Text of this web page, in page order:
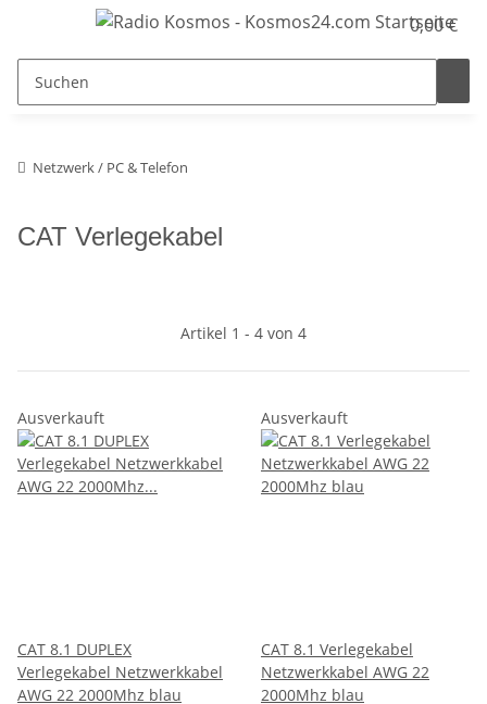
0,00 €
Netzwerk / PC & Telefon
CAT Verlegekabel
Artikel 1 - 4 von 4
Ausverkauft
CAT 8.1 DUPLEX
Verlegekabel Netzwerkkabel
AWG 22 2000Mhz blau
Ausverkauft
CAT 8.1 Verlegekabel
Netzwerkkabel AWG 22
2000Mhz blau